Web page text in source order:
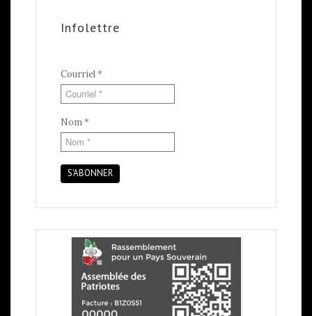
Infolettre
Courriel*
Nom*
S'ABONNER